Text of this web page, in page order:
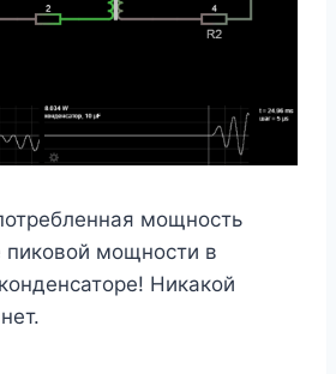
мощность
пиковой мощности в
Никакой